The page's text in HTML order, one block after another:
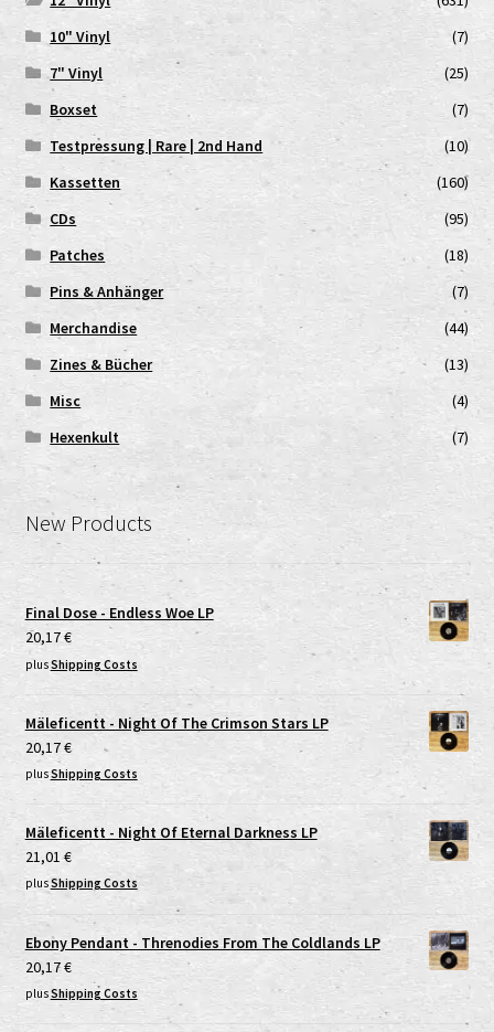
10" Vinyl
(7)
7" Vinyl
(25)
Boxset
(7)
Testpressung | Rare | 2nd Hand
(10)
Kassetten
(160)
CDs
(95)
Patches
(18)
Pins & Anhänger
(7)
Merchandise
(44)
Zines & Bücher
(13)
Misc
(4)
Hexenkult
(7)
New Products
Final Dose - Endless Woe LP
20,17€
plusShipping Costs
Mäleficentt - Night Of The Crimson Stars LP
20,17€
plusShipping Costs
Mäleficentt - Night Of Eternal Darkness LP
21,01€
plusShipping Costs
Ebony Pendant - Threnodies From The Coldlands LP
20,17€
plusShipping Costs